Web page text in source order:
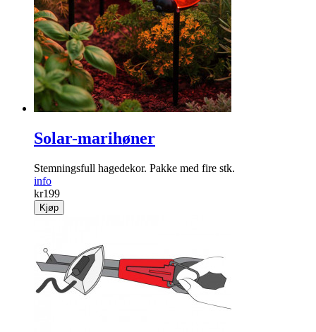
Solar-marihøner
Stemningsfull hage­dekor. Pakke med fire stk.
info
kr199
Kjøp